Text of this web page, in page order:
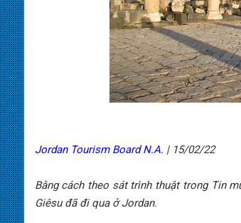
Jordan Tourism Board N.A. | 15/02/22
Bằng cách theo sát trình thuật trong Tin
Giêsu đã đi qua ở Jordan.